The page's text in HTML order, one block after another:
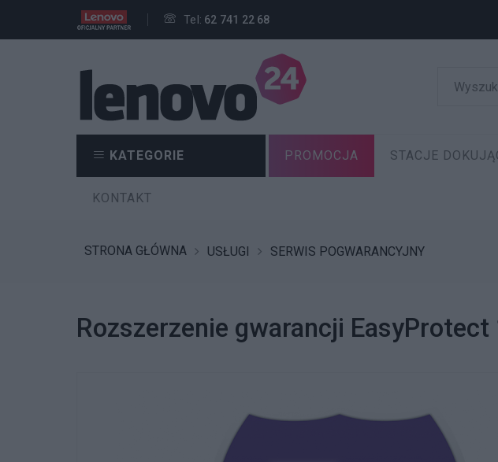
Tel: 62 741 22 68
KATEGORIE PROMOCJA STACJE
KONTAKT
STRONA GŁÓWNA USŁUGI SERWIS POGWARANCYJNY
Rozszerzenie gwarancji